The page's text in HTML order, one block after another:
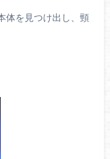
体を見つけ出し、頸